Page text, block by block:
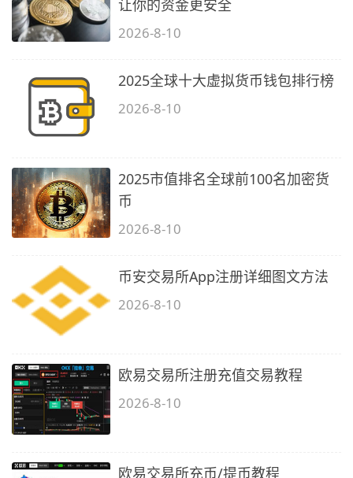
让你的资金更安全
2026-8-10
2025全球十大虚拟货币钱包排行榜
2026-8-10
2025市值排名全球前100名加密货
币
2026-8-10
币安交易所App注册详细图文方法
2026-8-10
欧易交易所注册充值交易教程
2026-8-10
欧易交易所充币/提币教程